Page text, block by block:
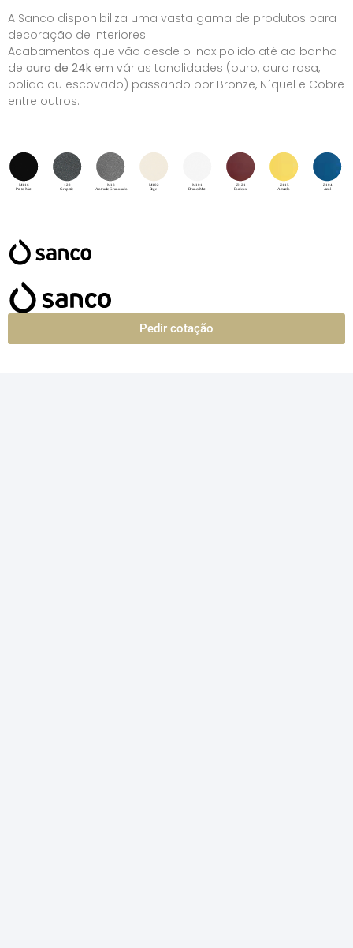
A Sanco disponibiliza uma vasta gama de produtos para
decoração de interiores.
Acabamentos que vão desde o inox polido até ao banho
de ouro de 24k em várias tonalidades (ouro, ouro rosa,
polido ou escovado) passando por Bronze, Níquel e Cobre
entre outros.
Pedir cotação